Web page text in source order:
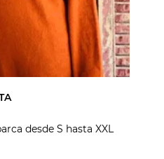
desde S hasta XXL